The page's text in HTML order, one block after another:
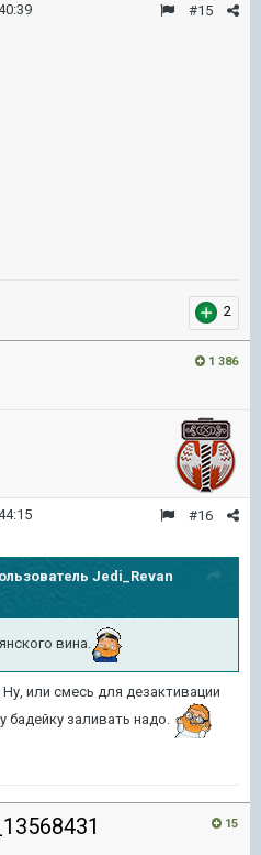
#15
2
1 386
#16
Jedi_Revan
вина.
или смесь для дезактивации
бадейку заливать надо.
15